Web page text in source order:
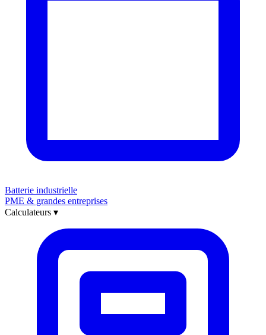
Batterie industrielle
PME & grandes entreprises
Calculateurs ▾